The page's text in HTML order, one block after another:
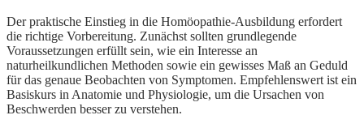
Der praktische Einstieg in die Homöopathie-Ausbildung erfordert
die richtige Vorbereitung. Zunächst sollten grundlegende
Voraussetzungen erfüllt sein, wie ein Interesse an
naturheilkundlichen Methoden sowie ein gewisses Maß an Geduld
für das genaue Beobachten von Symptomen. Empfehlenswert ist ein
Basiskurs in Anatomie und Physiologie, um die Ursachen von
Beschwerden besser zu verstehen.